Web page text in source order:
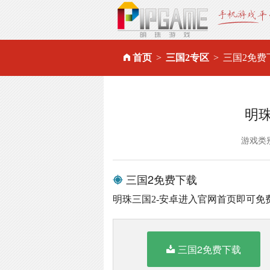
首页 三国2专区 三国2免费
明
游戏类
三国2免费下载
明珠三国2-安卓进入官网首页即可免
三国2免费下载